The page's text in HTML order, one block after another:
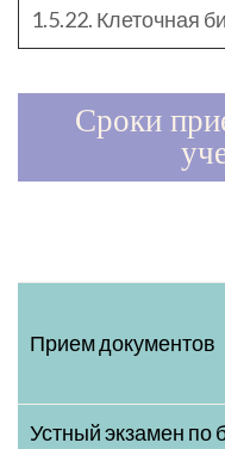
1.5.22. Клеточная
Сроки
Прием документов
Устный экзамен по